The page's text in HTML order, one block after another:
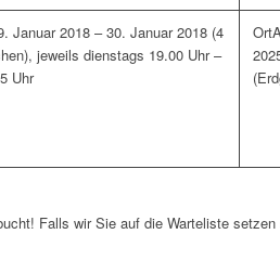
Januar 2018 – 30. Januar 2018 (4
jeweils dienstags 19.00 Uhr –
Uhr
Falls wir Sie auf die Warteliste